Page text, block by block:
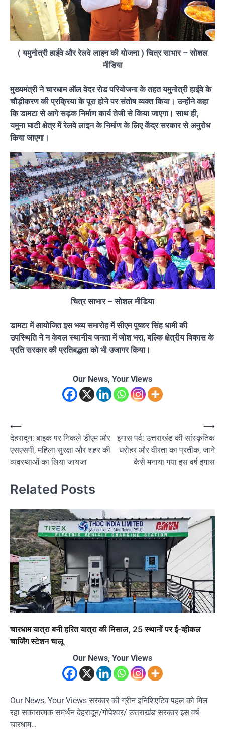
( यमुनोत्री हाईवे और रेलवे लाइन की योजना ) चित्र साभार – सोशल
मीडिया
मुख्यमंत्री ने चारधाम ऑल वेदर रोड परियोजना के तहत यमुनोत्री हाईवे के
चौड़ीकरण की प्रक्रिया के पूरा होने पर संतोष व्यक्त किया। उन्होंने कहा
कि डामटा से आगे सड़क निर्माण कार्य तेजी से किया जाएगा। साथ ही,
यमुना घाटी क्षेत्र में रेलवे लाइन के निर्माण के लिए केंद्र सरकार से अनुरोध
किया जाएगा।
चित्र साभार – सोशल मीडिया
डामटा में आयोजित इस भव्य समारोह में सीएम पुष्कर सिंह धामी की
उपस्थिति ने न केवल स्थानीय जनता में जोश भरा, बल्कि क्षेत्रीय विकास के
प्रति सरकार की प्रतिबद्धता को भी उजागर किया।
Our News, Your Views
Post
navigation
⟵
देहरादून: बाइक पर निकले डीएम और
एसएसपी, महिला सुरक्षा और शहर की
व्यवस्थाओं का लिया जायजा
इगास पर्व: उत्तराखंड की सांस्कृतिक
धरोहर और वीरता का प्रतीक, जाने
कैसे मनाया गया इस वर्ष इगास
⟶
Related Posts
चारधाम यात्रा बनी हरित यात्रा की मिसाल, 25 स्थानों पर ई-व्हीकल
चार्जिंग स्टेशन चालू
Our News, Your Views
Our News, Your Views सरकार की ग्रीन इनिशिएटिव पहल को मिल
रहा सकारात्मक समर्थन देहरादून/गोपेश्वर/ उत्तराखंड सरकार इस वर्ष
चारधाम…